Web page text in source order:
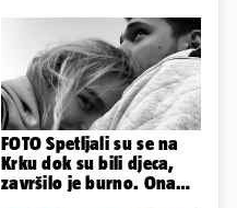
FOTO Spetljali su se na
Krku dok su bili djeca,
završilo je burno. Ona